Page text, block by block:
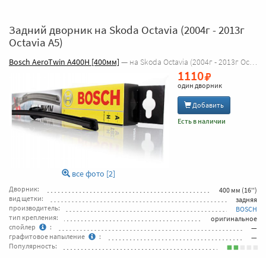
Задний дворник на Skoda Octavia (2004г - 2013г
Octavia A5)
Bosch AeroTwin A400H [400мм] — на Skoda Octavia (2004г - 2013г Octavia A5)
все фото [2]
1110
один дворник
Добавить
Есть в наличии
Дворник:
400 мм (16'')
вид щетки:
задняя
производитель:
BOSCH
тип крепления:
оригинальное
спойлер
:
—
графитовое напыление
:
—
Популярность: